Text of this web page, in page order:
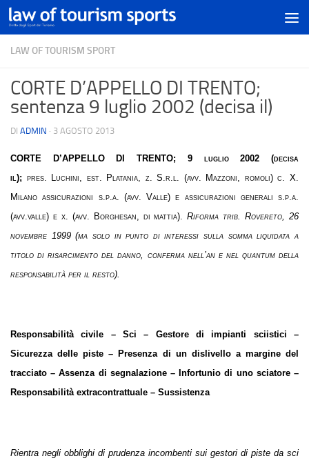
LAW OF TOURISM SPORT
CORTE D’APPELLO DI TRENTO;
sentenza 9 luglio 2002 (decisa il)
DI ADMIN · 3 AGOSTO 2013
CORTE D’APPELLO DI TRENTO; 9 luglio 2002 (decisa
il); pres. Luchini, est. Platania, z. S.r.l. (avv. Mazzoni, romoli) c. X.
Milano assicurazioni s.p.a. (avv. Valle) e assicurazioni generali s.p.a.
(avv.valle) e x. (avv. Borghesan, di mattia).Riforma trib. Rovereto, 26
novembre 1999(ma solo in punto di interessi sulla somma liquidata a
titolo di risarcimento del danno, conferma nell’an e nel quantum della
responsabilità per il resto).
Responsabilità civile – Sci – Gestore di impianti sciistici –
Sicurezza delle piste – Presenza di un dislivello a margine del
tracciato – Assenza di segnalazione – Infortunio di uno sciatore –
Responsabilità extracontrattuale – Sussistenza
Rientra negli obblighi di prudenza incombenti sui gestori di piste da sci